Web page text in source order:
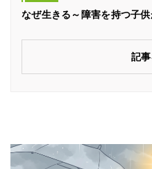
なぜ生きる～障害を持つ子
記